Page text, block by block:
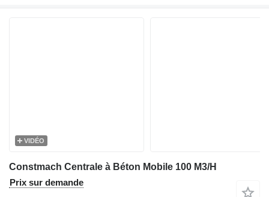
VIDÉO
Constmach Centrale à Béton Mobile 100 M3/H
Prix sur demande